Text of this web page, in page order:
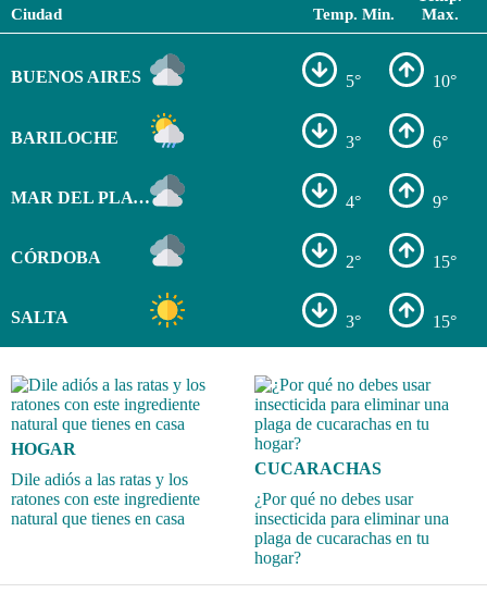
Ciudad Temp. Min.
Max.
BUENOS AIRES 5° 10°
BARILOCHE 3° 6°
MAR DEL PLATA 4° 9°
CÓRDOBA 2° 15°
SALTA 3° 15°
HOGAR
Dile adiós a las ratas y los
ratones con este ingrediente
natural que tienes en casa
CUCARACHAS
¿Por qué no debes usar
insecticida para eliminar una
plaga de cucarachas en tu
hogar?